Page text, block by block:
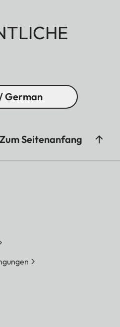
German
Zum Seitenanfang